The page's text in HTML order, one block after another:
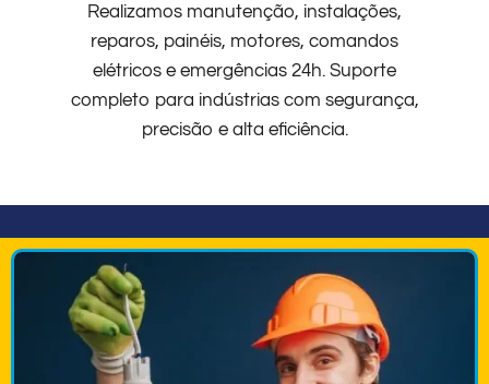
Realizamos manutenção, instalações,
reparos, painéis, motores, comandos
elétricos e emergências 24h. Suporte
completo para indústrias com segurança,
precisão e alta eficiência.